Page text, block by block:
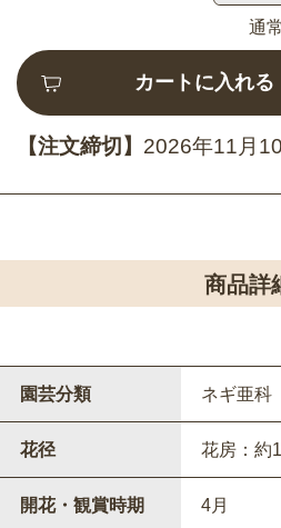
通
カートに入れる
【注文締切】 2026年11月
商品詳
園芸分類 ネギ亜科
花径 花房：約
開花・観賞時期 4月